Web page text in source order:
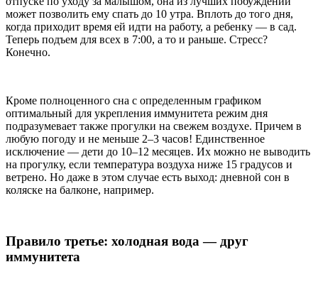
может позволить ему спать до 10 утра. Вплоть до того дня,
когда приходит время ей идти на работу, а ребенку — в сад.
Теперь подъем для всех в 7:00, а то и раньше. Стресс?
Конечно.
Кроме полноценного сна с определенным графиком
оптимальный для укрепления иммунитета режим дня
подразумевает также прогулки на свежем воздухе. Причем в
любую погоду и не меньше 2–3 часов! Единственное
исключение — дети до 10–12 месяцев. Их можно не выводить
на прогулку, если температура воздуха ниже 15 градусов и
ветрено. Но даже в этом случае есть выход: дневной сон в
коляске на балконе, например.
Правило третье: холодная вода — друг
иммунитета